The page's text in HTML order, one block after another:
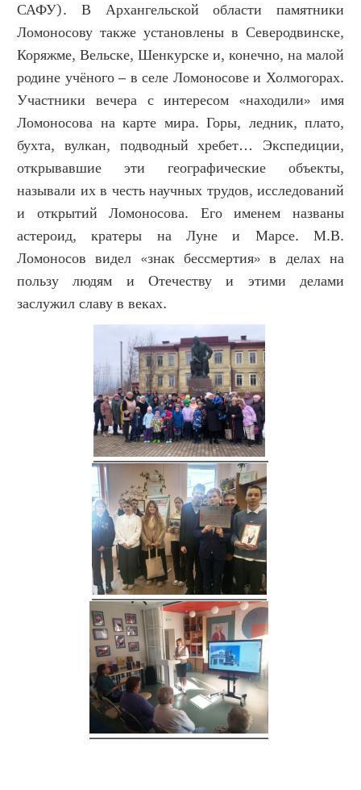
САФУ). В Архангельской области памятники
Ломоносову также установлены в Северодвинске,
Коряжме, Вельске, Шенкурске и, конечно, на малой
родине учёного – в селе Ломоносове и Холмогорах.
Участники вечера с интересом «находили» имя
Ломоносова на карте мира. Горы, ледник, плато,
бухта, вулкан, подводный хребет… Экспедиции,
открывавшие эти географические объекты,
называли их в честь научных трудов, исследований
и открытий Ломоносова. Его именем названы
астероид, кратеры на Луне и Марсе. М.В.
Ломоносов видел «знак бессмертия» в делах на
пользу людям и Отечеству и этими делами
заслужил славу в веках.